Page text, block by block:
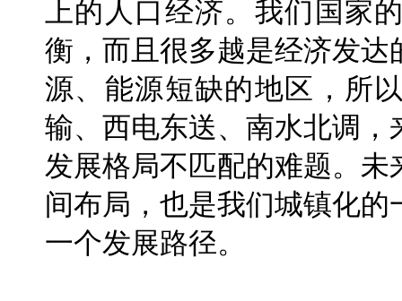
上的人口经济。我们国家
衡，而且很多越是经济发
源、能源短缺的地区，所
输、西电东送、南水北调
发展格局不匹配的难题。
间布局，也是我们城镇化
一个发展路径。